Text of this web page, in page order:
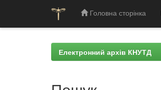
Головна сторінка
Електронний архів КНУТД